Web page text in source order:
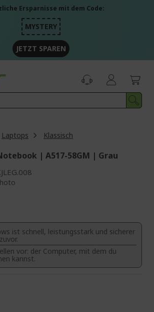
Ersparnisse mit dem Code:
MYSTERY
JETZT SPAREN
Laptops Klassisch
| A517-58GM | Grau
ist schnell, leistungsstark und sicherer
vor: der Computer, mit dem du
kannst.